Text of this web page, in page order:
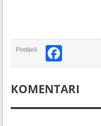
Podijeli
KOMENTARI